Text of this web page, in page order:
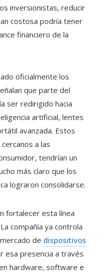
inversionistas, reducir
costosa podría tener
financiero de la
oficialmente los
que parte del
ser redirigido hacia
artificial, lentes
avanzada. Estos
a las
tendrían un
más claro que los
lograron consolidarse.
fortalecer esta línea
compañía ya controla
de dispositivos
esa presencia a través
hardware, software e